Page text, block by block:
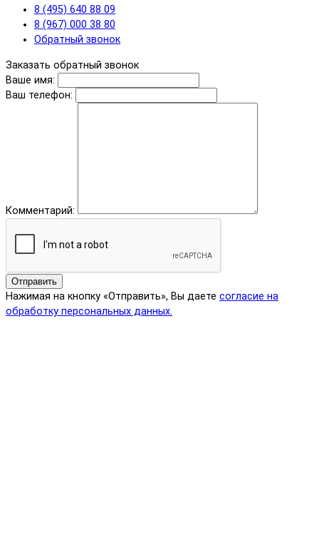
8 (495) 640 88 09
8 (967) 000 38 80
Обратный звонок
Заказать обратный звонок
Ваше имя:
Ваш телефон:
Комментарий:
Отправить
Нажимая на кнопку «Отправить», Вы даете согласие на
обработку персональных данных.